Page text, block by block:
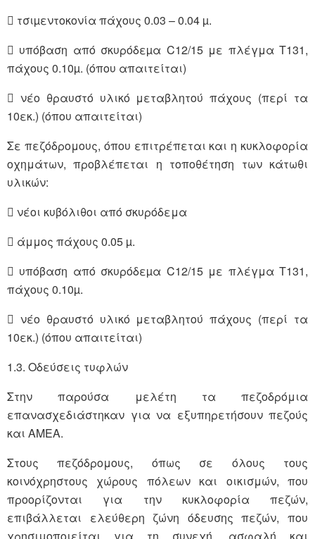
 τσιµεντοκονία πάχους 0.03 – 0.04 µ.
 υπόβαση από σκυρόδεµα C12/15 με πλέγμα Τ131,
πάχους 0.10µ. (όπου απαιτείται)
 νέο θραυστό υλικό μεταβλητού πάχους (περί τα
10εκ.) (όπου απαιτείται)
Σε πεζόδρομους, όπου επιτρέπεται και η κυκλοφορία
οχημάτων, προβλέπεται η τοποθέτηση των κάτωθι
υλικών:
 νέοι κυβόλιθοι από σκυρόδεμα
 άμμος πάχους 0.05 µ.
 υπόβαση από σκυρόδεµα C12/15 με πλέγμα Τ131,
πάχους 0.10µ.
 νέο θραυστό υλικό μεταβλητού πάχους (περί τα
10εκ.) (όπου απαιτείται)
1.3. Οδεύσεις τυφλών
Στην παρούσα μελέτη τα πεζοδρόμια
επανασχεδιάστηκαν για να εξυπηρετήσουν πεζούς
και ΑΜΕΑ.
Στους πεζόδρομους, όπως σε όλους τους
κοινόχρηστους χώρους πόλεων και οικισμών, που
προορίζονται για την κυκλοφορία πεζών,
επιβάλλεται ελεύθερη ζώνη όδευσης πεζών, που
χρησιμοποιείται για τη συνεχή, ασφαλή και